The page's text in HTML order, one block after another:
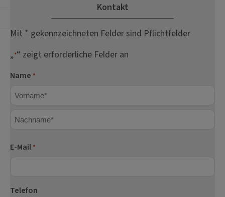
Kontakt
Mit * gekennzeichneten Felder sind Pflichtfelder
„*“ zeigt erforderliche Felder an
Name *
E-Mail *
Telefon